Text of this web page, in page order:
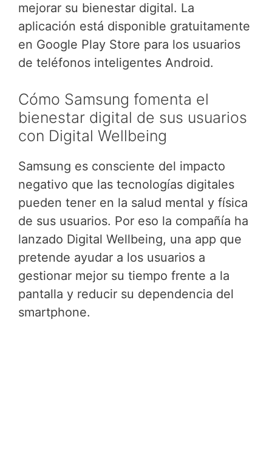
mejorar su bienestar digital. La
aplicación está disponible gratuitamente
en Google Play Store para los usuarios
de teléfonos inteligentes Android.
Cómo Samsung fomenta el
bienestar digital de sus usuarios
con Digital Wellbeing
Samsung es consciente del impacto
negativo que las tecnologías digitales
pueden tener en la salud mental y física
de sus usuarios. Por eso la compañía ha
lanzado Digital Wellbeing, una app que
pretende ayudar a los usuarios a
gestionar mejor su tiempo frente a la
pantalla y reducir su dependencia del
smartphone.